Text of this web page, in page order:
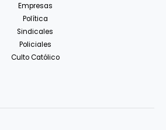
Empresas
Política
Sindicales
Policiales
Culto Católico